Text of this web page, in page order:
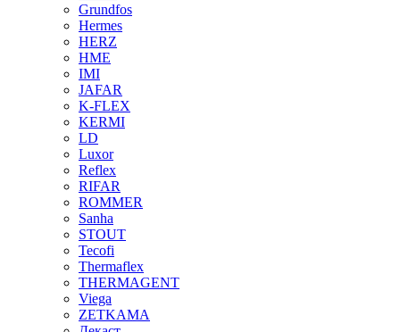
Grundfos
Hermes
HERZ
HME
IMI
JAFAR
K-FLEX
KERMI
LD
Luxor
Reflex
RIFAR
ROMMER
Sanha
STOUT
Tecofi
Thermaflex
THERMAGENT
Viega
ZETKAMA